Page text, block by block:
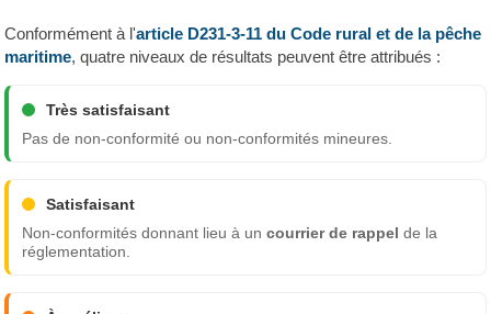
Conformément à l'article D231-3-11 du Code rural et de la pêche
maritime, quatre niveaux de résultats peuvent être attribués :
Très satisfaisant
Pas de non-conformité ou non-conformités mineures.
Satisfaisant
Non-conformités donnant lieu à uncourrier de rappel de la
réglementation.